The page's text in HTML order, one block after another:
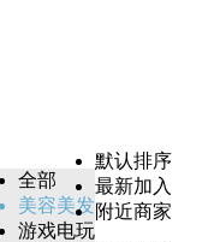
全部
美容美发
游戏电玩
默认排序
最新加入
附近商家